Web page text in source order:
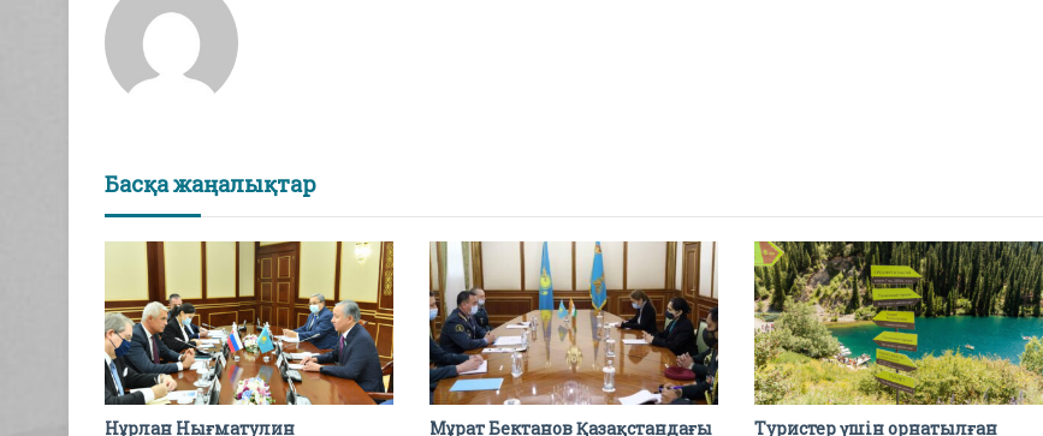
Басқа жаңалықтар
Нұрлан Нығматулин Мұрат Бектанов Қазақстандағы Туристер үшін орнатылған